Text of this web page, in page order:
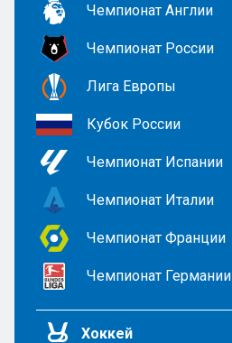
Чемпионат Англии
Чемпионат России
Лига Европы
Кубок России
Чемпионат Испании
Чемпионат Италии
Чемпионат Франции
Чемпионат Германии
Хоккей